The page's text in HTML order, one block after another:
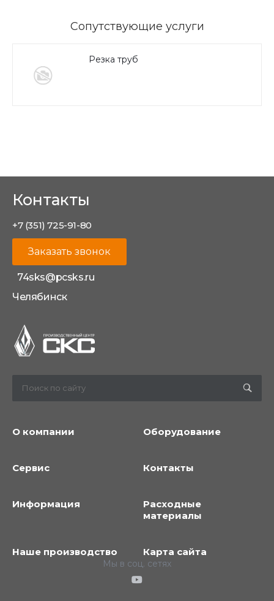
Сопутствующие услуги
Резка труб
Контакты
+7 (351) 725-91-80
Заказать звонок
74sks@pcsks.ru
Челябинск
О компании Оборудование
Сервис Контакты
Информация
Расходные
материалы
Наше производство Карта сайта
Мы в соц. сетях